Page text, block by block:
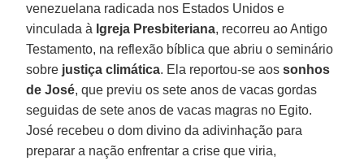
venezuelana radicada nos Estados Unidos e
vinculada à Igreja Presbiteriana, recorreu ao Antigo
Testamento, na reflexão bíblica que abriu o seminário
sobre justiça climática. Ela reportou-se aossonhos
de José, que previu os sete anos de vacas gordas
seguidas de sete anos de vacas magras no Egito.
José recebeu o dom divino da adivinhação para
preparar a nação enfrentar a crise que viria,